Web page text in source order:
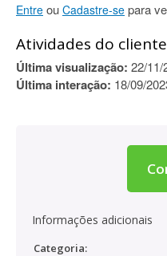
Entre ou Cadastre-se para
Atividades do
Última visualização: 22/11/
Última interação: 18/09/
Informações adicionais
Categoria: